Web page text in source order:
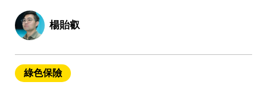
楊貽叡
綠色保險